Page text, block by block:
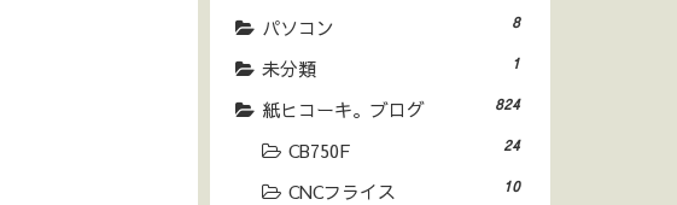
パソコン 8
未分類 1
紙ヒコーキ。ブログ 824
CB750F 24
CNCフライス 10